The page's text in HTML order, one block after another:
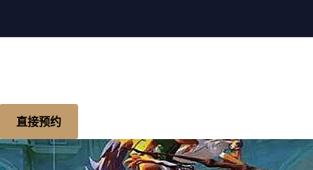
直接预约